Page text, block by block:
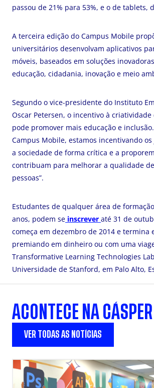
passou de 21% para 53%, e o de tablets,
A terceira edição do Campus Mobile
universitários desenvolvam aplicativos
móveis, baseados em soluções
educação, cidadania, inovação e meio
Segundo o vice-presidente do Instituto
Oscar Petersen, o incentivo à criatividade
pode promover mais educação e
Campus Mobile, estamos incentivando
a sociedade de forma crítica e a
contribuam para melhorar a qualidade
pessoas”.
Estudantes de qualquer área de
anos, podem se inscrever até 31 de
começa em dezembro de 2014 e termina
premiando em dinheiro ou com uma
Transformative Learning Technologies
Universidade de Stanford, em Palo Alto,
ACONTECE NA CÁSPER
VER TODAS AS NOTÍCIAS